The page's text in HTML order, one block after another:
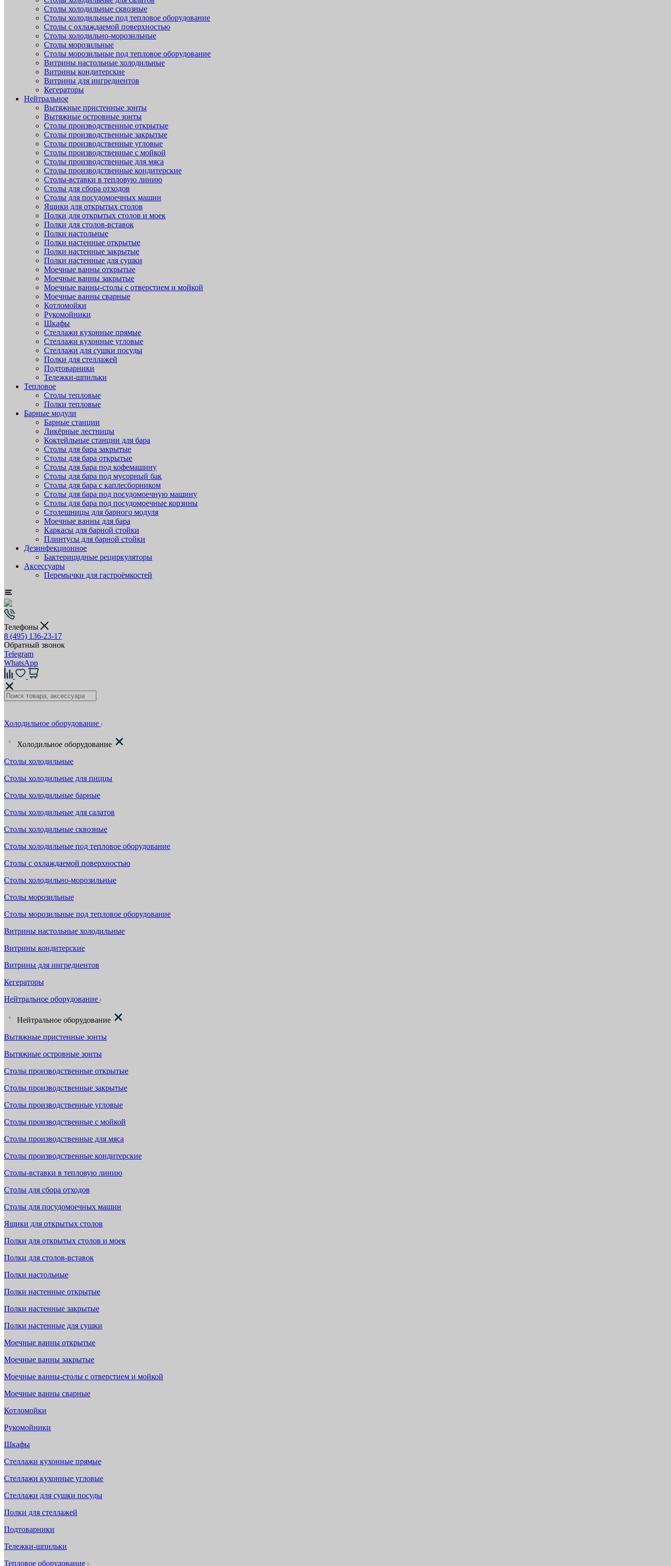
Столы холодильные сквозные
Столы холодильные под тепловое оборудование
Столы с охлаждаемой поверхностью
Столы холодильно-морозильные
Столы морозильные
Столы морозильные под тепловое оборудование
Витрины настольные холодильные
Витрины кондитерские
Витрины для ингредиентов
Кегераторы
Нейтральное
Вытяжные пристенные зонты
Вытяжные островные зонты
Столы производственные открытые
Столы производственные закрытые
Столы производственные угловые
Столы производственные с мойкой
Столы производственные для мяса
Столы производственные кондитерские
Столы-вставки в тепловую линию
Столы для сбора отходов
Столы для посудомоечных машин
Ящики для открытых столов
Полки для открытых столов и моек
Полки для столов-вставок
Полки настольные
Полки настенные открытые
Полки настенные закрытые
Полки настенные для сушки
Моечные ванны открытые
Моечные ванны закрытые
Моечные ванны-столы с отверстием и мойкой
Моечные ванны сварные
Котломойки
Рукомойники
Шкафы
Стеллажи кухонные прямые
Стеллажи кухонные угловые
Стеллажи для сушки посуды
Полки для стеллажей
Подтоварники
Тележки-шпильки
Тепловое
Столы тепловые
Полки тепловые
Барные модули
Барные станции
Ликёрные лестницы
Коктейльные станции для бара
Столы для бара закрытые
Столы для бара открытые
Столы для бара под кофемашину
Столы для бара под мусорный бак
Столы для бара с каплесборником
Столы для бара под посудомоечную машину
Столы для бара под посудомоечные корзины
Столешницы для барного модуля
Моечные ванны для бара
Каркасы для барной стойки
Плинтусы для барной стойки
Дезинфекционное
Бактерицидные рециркуляторы
Аксессуары
Перемычки для гастроёмкостей
Телефоны
8 (495) 136-23-17
Обратный звонок
Telegram
WhatsApp
Холодильное оборудование
Холодильное оборудование
Столы холодильные
Столы холодильные для пиццы
Столы холодильные барные
Столы холодильные для салатов
Столы холодильные сквозные
Столы холодильные под тепловое оборудование
Столы с охлаждаемой поверхностью
Столы холодильно-морозильные
Столы морозильные
Столы морозильные под тепловое оборудование
Витрины настольные холодильные
Витрины кондитерские
Витрины для ингредиентов
Кегераторы
Нейтральное оборудование
Нейтральное оборудование
Вытяжные пристенные зонты
Вытяжные островные зонты
Столы производственные открытые
Столы производственные закрытые
Столы производственные угловые
Столы производственные с мойкой
Столы производственные для мяса
Столы производственные кондитерские
Столы-вставки в тепловую линию
Столы для сбора отходов
Столы для посудомоечных машин
Ящики для открытых столов
Полки для открытых столов и моек
Полки для столов-вставок
Полки настольные
Полки настенные открытые
Полки настенные закрытые
Полки настенные для сушки
Моечные ванны открытые
Моечные ванны закрытые
Моечные ванны-столы с отверстием и мойкой
Моечные ванны сварные
Котломойки
Рукомойники
Шкафы
Стеллажи кухонные прямые
Стеллажи кухонные угловые
Стеллажи для сушки посуды
Полки для стеллажей
Подтоварники
Тележки-шпильки
Тепловое оборудование